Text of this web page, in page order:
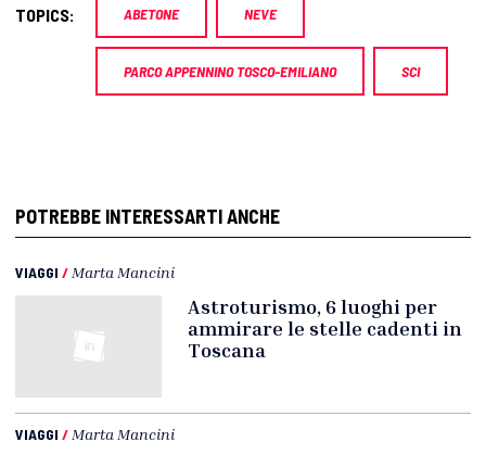
TOPICS: ABETONE NEVE
PARCO APPENNINO TOSCO-EMILIANO SCI
POTREBBE INTERESSARTI ANCHE
VIAGGI / Marta Mancini
Astroturismo, 6 luoghi per
ammirare le stelle cadenti in
Toscana
VIAGGI / Marta Mancini